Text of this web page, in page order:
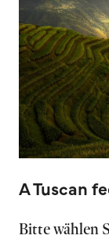
A Tuscan
Bitte wählen